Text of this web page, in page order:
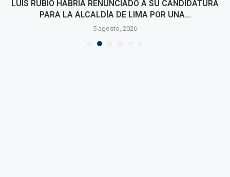
LUIS RUBIO HABRÍA RENUNCIADO A SU CANDIDATURA
PARA LA ALCALDÍA DE LIMA POR UNA...
5 agosto, 2026